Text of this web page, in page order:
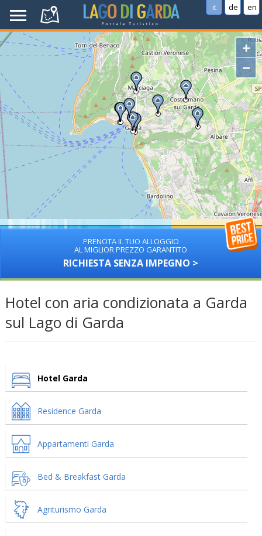
it de en
+
−
PRENOTA IL TUO ALLOGGIO
AL MIGLIOR PREZZO GARANTITO
RICHIESTA SENZA IMPEGNO >
Hotel con aria condizionata a Garda
sul Lago di Garda
Hotel Garda
Residence Garda
Appartamenti Garda
Bed & Breakfast Garda
Agriturismo Garda